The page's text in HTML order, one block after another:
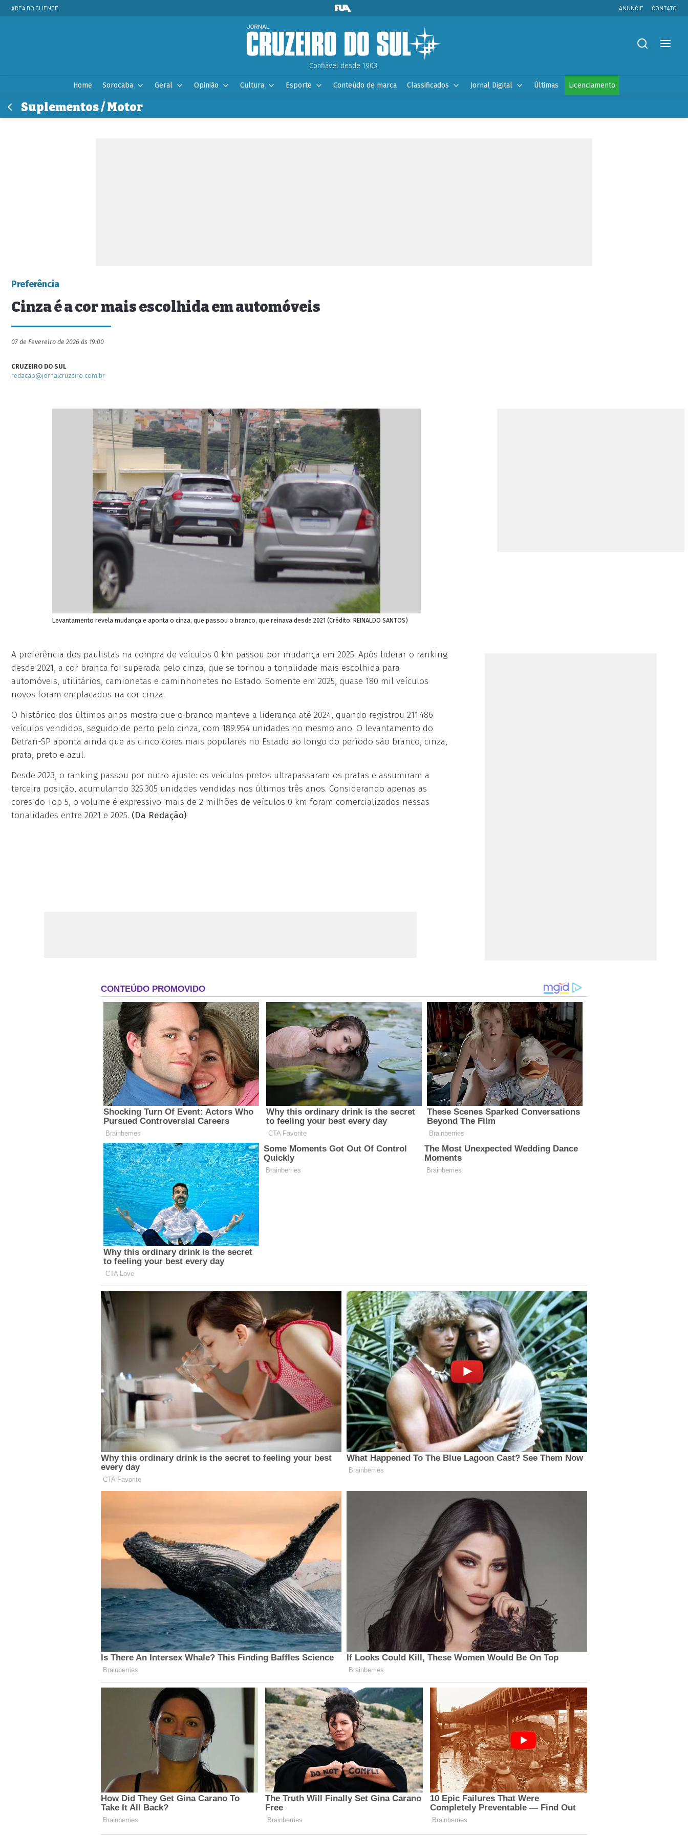
ÁREA DO CLIENTE ANUNCIE CONTATO
Confiável desde 1903.
Home Sorocaba Geral Opinião Cultura Esporte Conteúdo de marca Classificados Jornal Digital Últimas Licenciamento
Suplementos / Motor
Preferência
Cinza é a cor mais escolhida em automóveis
07 de Fevereiro de 2026 às 19:00
CRUZEIRO DO SUL
redacao@jornalcruzeiro.com.br
Levantamento revela mudança e aponta o cinza, que passou o branco, que reinava desde 2021 (Crédito: REINALDO SANTOS)
A preferência dos paulistas na compra de veículos 0 km passou por mudança em 2025. Após liderar o ranking
desde 2021, a cor branca foi superada pelo cinza, que se tornou a tonalidade mais escolhida para
automóveis, utilitários, camionetas e caminhonetes no Estado. Somente em 2025, quase 180 mil veículos
novos foram emplacados na cor cinza.
O histórico dos últimos anos mostra que o branco manteve a liderança até 2024, quando registrou 211.486
veículos vendidos, seguido de perto pelo cinza, com 189.954 unidades no mesmo ano. O levantamento do
Detran-SP aponta ainda que as cinco cores mais populares no Estado ao longo do período são branco, cinza,
prata, preto e azul.
Desde 2023, o ranking passou por outro ajuste: os veículos pretos ultrapassaram os pratas e assumiram a
terceira posição, acumulando 325.305 unidades vendidas nos últimos três anos. Considerando apenas as
cores do Top 5, o volume é expressivo: mais de 2 milhões de veículos 0 km foram comercializados nessas
tonalidades entre 2021 e 2025. (Da Redação)